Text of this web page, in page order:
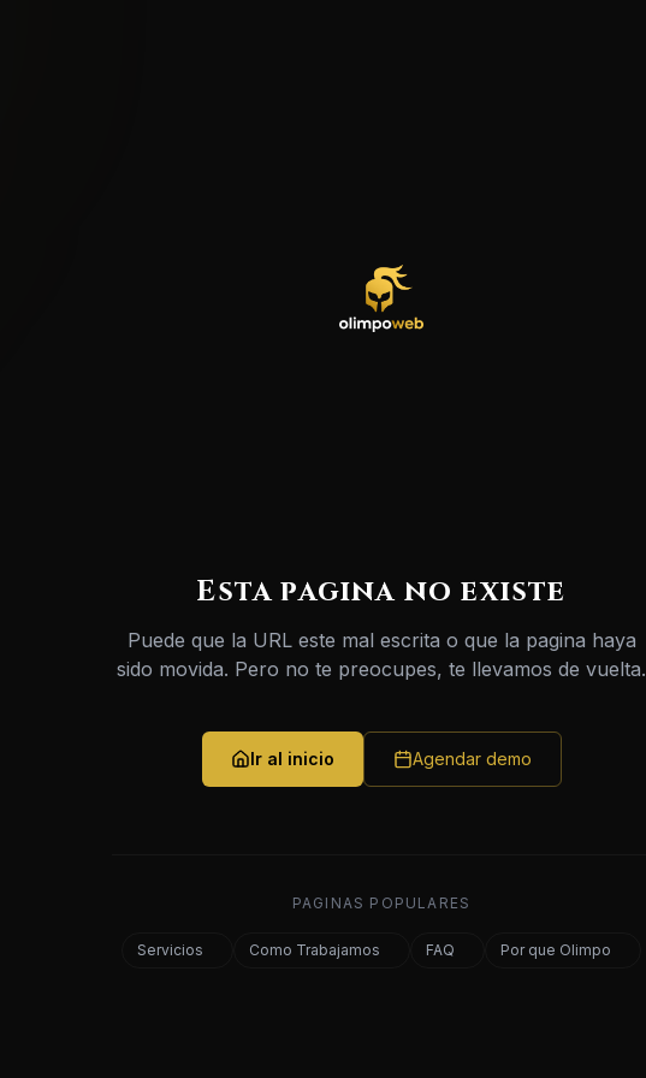
Esta pagina no existe
Puede que la URL este mal escrita o que la pagina haya
sido movida. Pero no te preocupes, te llevamos de vuelta.
Ir al inicio Agendar demo
PAGINAS POPULARES
Servicios Como Trabajamos FAQ Por que Olimpo